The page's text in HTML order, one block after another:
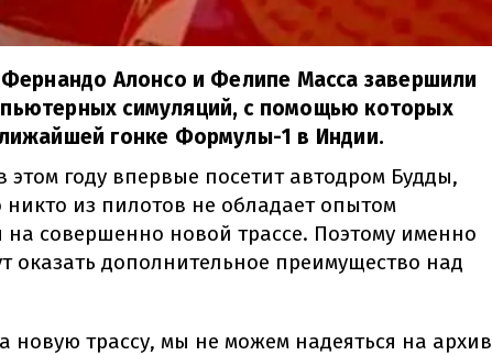
Алонсо и Фелипе Масса завершили
симуляций, с помощью которых
гонке Формулы-1 в Индии.
году впервые посетит автодром Будды,
никто из пилотов не обладает опытом
совершенно новой трассе. Поэтому именно
оказать дополнительное преимущество над
новую трассу, мы не можем надеяться на архив